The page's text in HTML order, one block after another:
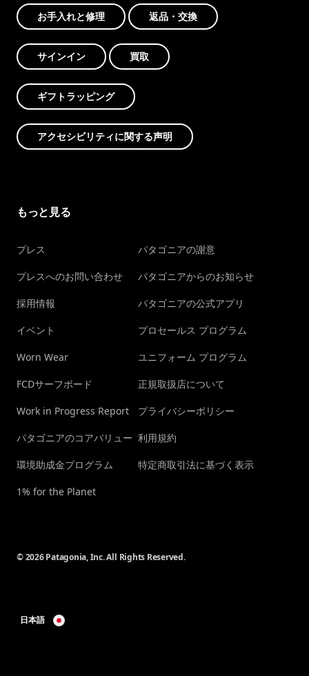
お手入れと修理 返品・交換
サインイン 買取
ギフトラッピング
アクセシビリティに関する声明
もっと見る
プレス
プレスへのお問い合わせ
採用情報
イベント
Worn Wear
FCDサーフボード
Work in Progress Report
パタゴニアのコアバリュー
環境助成金プログラム
1% for the Planet
パタゴニアの謝意
パタゴニアからのお知らせ
パタゴニアの公式アプリ
プロセールス プログラム
ユニフォーム プログラム
正規取扱店について
プライバシーポリシー
利用規約
特定商取引法に基づく表示
© 2026 Patagonia, Inc. All Rights Reserved.
日本語